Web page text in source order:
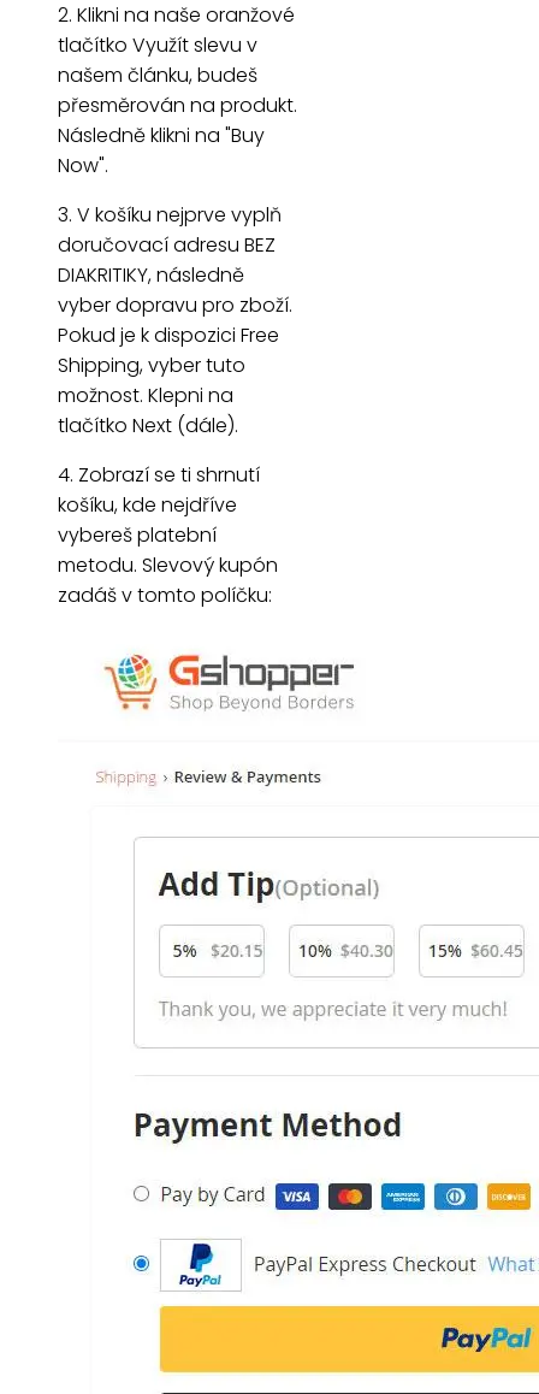
2. Klikni na naše oranžové
tlačítko Využít slevu v
našem článku, budeš
přesměrován na produkt.
Následně klikni na "Buy
Now".
3. V košíku nejprve vyplň
doručovací adresu BEZ
DIAKRITIKY, následně
vyber dopravu pro zboží.
Pokud je k dispozici Free
Shipping, vyber tuto
možnost. Klepni na
tlačítko Next (dále).
4. Zobrazí se ti shrnutí
košíku, kde nejdříve
vybereš platební
metodu. Slevový kupón
zadáš v tomto políčku: